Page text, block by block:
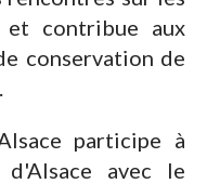
et contribue aux
conservation de
participe à
avec le